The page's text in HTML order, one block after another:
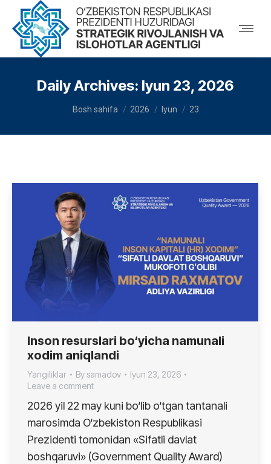
Daily Archives: Iyun 23, 2026
You are here:
Bosh sahifa 2026 Iyun 23
Inson resurslari bo‘yicha namunali
xodim aniqlandi
Yangiliklar By samadov
Iyun 23, 2026
Leave a comment
2026 yil 22 may kuni bo‘lib o‘tgan tantanali
marosimda O‘zbekiston Respublikasi
Prezidenti tomonidan «Sifatli davlat
boshqaruvi» (Government Quality Award)